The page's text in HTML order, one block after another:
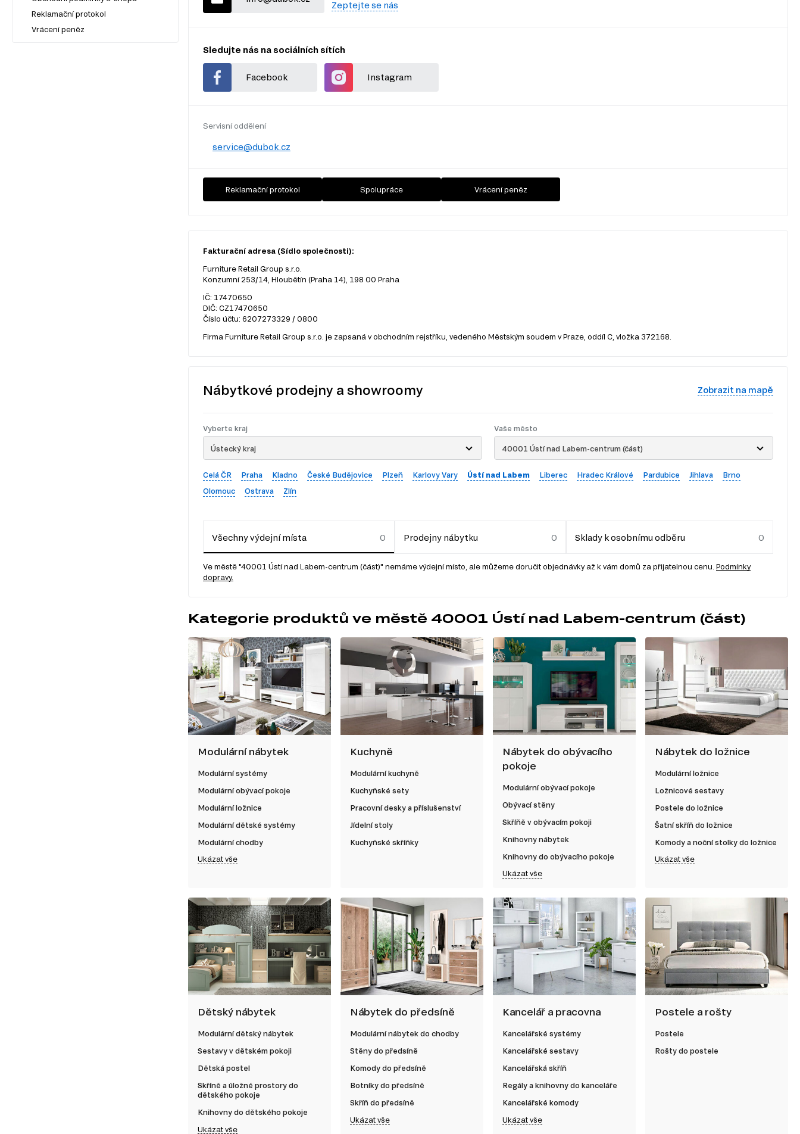
Reklamační protokol
Vrácení peněz
Zeptejte se nás
Sledujte nás na sociálních sítích
Facebook Instagram
Servisní oddělení
service@dubok.cz
Reklamační protokol Spolupráce Vrácení peněz
Fakturační adresa (Sídlo společnosti):
Furniture Retail Group s.r.o.
Konzumní 253/14, Hloubětín (Praha 14), 198 00 Praha
IČ: 17470650
DIČ: CZ17470650
Číslo účtu: 6207273329 / 0800
Firma Furniture Retail Group s.r.o. je zapsaná v obchodním rejstříku, vedeného Městským soudem v Praze, oddíl C, vložka 372168.
Nábytkové prodejny a showroomy Zobrazit na mapě
Vyberte kraj
Ústecký kraj
Vaše město
40001 Ústí nad Labem-centrum (část)
Celá ČR Praha Kladno České Budějovice Plzeň Karlovy Vary Ústí nad Labem Liberec Hradec Králové Pardubice Jihlava
Brno
Olomouc
Ostrava Zlín
Všechny výdejní místa Prodejny nábytku Sklady k osobnímu odběru
Ve městě "40001 Ústí nad Labem-centrum (část)" nemáme výdejní místo, ale můžeme doručit objednávky až k vám domů za přijatelnou cenu. Podmínky
dopravy.
Kategorie produktů ve městě 40001 Ústí nad Labem-centrum (část)
Modulární nábytek
Modulární systémy
Modulární obývací pokoje
Modulární ložnice
Modulární dětské systémy
Modulární chodby
Ukázat vše
Kuchyně
Modulární kuchyně
Kuchyňské sety
Pracovní desky a příslušenství
Jídelní stoly
Kuchyňské skříňky
Nábytek do obývacího
pokoje
Modulární obývací pokoje
Obývací stěny
Skříňě v obývacím pokoji
Knihovny nábytek
Knihovny do obývacího pokoje
Ukázat vše
Nábytek do ložnice
Modulární ložnice
Ložnicové sestavy
Postele do ložnice
Šatní skříň do ložnice
Komody a noční stolky do ložnice
Ukázat vše
Dětský nábytek
Modulární dětský nábytek
Sestavy v dětském pokoji
Dětská postel
Skříně a úložné prostory do
dětského pokoje
Knihovny do dětského pokoje
Ukázat vše
Nábytek do předsíně
Modulární nábytek do chodby
Stěny do předsíně
Komody do předsíně
Botníky do předsíně
Skříň do předsíně
Ukázat vše
Kancelář a pracovna
Kancelářské systémy
Kancelářské sestavy
Kancelářská skříň
Regály a knihovny do kanceláře
Kancelářské komody
Ukázat vše
Postele a rošty
Postele
Rošty do postele